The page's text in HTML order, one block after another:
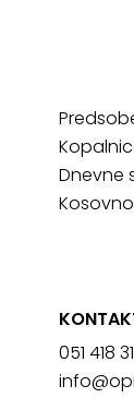
Dnevne
051 418